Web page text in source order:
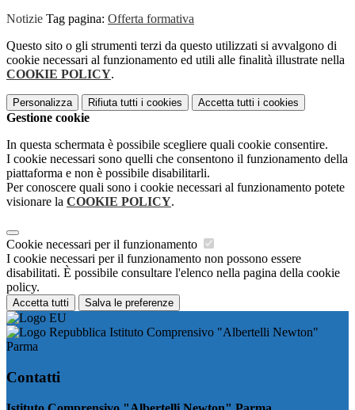
Notizie Tag pagina: Offerta formativa
Questo sito o gli strumenti terzi da questo utilizzati si avvalgono di
cookie necessari al funzionamento ed utili alle finalità illustrate nella
COOKIE POLICY.
Personalizza Rifiuta tutti i cookies Accetta tutti i cookies
Gestione cookie
In questa schermata è possibile scegliere quali cookie consentire.
I cookie necessari sono quelli che consentono il funzionamento della
piattaforma e non è possibile disabilitarli.
Per conoscere quali sono i cookie necessari al funzionamento potete
visionare la COOKIE POLICY.
Cookie necessari per il funzionamento
I cookie necessari per il funzionamento non possono essere
disabilitati. È possibile consultare l'elenco nella pagina della cookie
policy.
Accetta tutti Salva le preferenze
Istituto Comprensivo "Albertelli Newton"
Parma
Contatti